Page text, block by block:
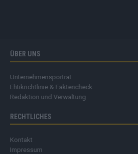
ÜBER UNS
Unternehmensporträt
Ehtikrichtlinie & Faktencheck
Redaktion und Verwaltung
RECHTLICHES
Kontakt
Impressum